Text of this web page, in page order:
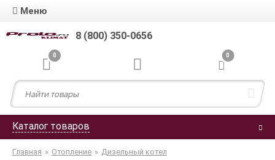
Меню
8 (800) 350-0656
0 0
Каталог товаров
Главная » Отопление » Дизельный котел